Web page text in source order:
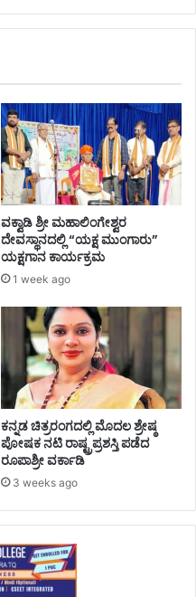
ವಕ್ವಾಡಿ ಶ್ರೀ ಮಹಾಲಿಂಗೇಶ್ವರ
ದೇವಸ್ಥಾನದಲ್ಲಿ “ಯಕ್ಷ ಮುಂಗಾರು”
ಯಕ್ಷಗಾನ ಕಾರ್ಯಕ್ರಮ
1 week ago
ಕನ್ನಡ ಚಿತ್ರರಂಗದಲ್ಲಿ ಮೊದಲ ಶ್ರೇಷ್ಠ
ಪೋಷಕ ನಟಿ ರಾಷ್ಟ್ರಪ್ರಶಸ್ತಿ ಪಡೆದ
ರೂಪಾಶ್ರೀ ವರ್ಕಾಡಿ
3 weeks ago